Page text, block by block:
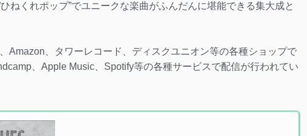
ねくれポップ”でユニークな楽曲がふんだんに堪能できる集大成と
Amazon、タワーレコード、ディスクユニオン等の各種ショップで
、Apple Music、Spotify等の各種サービスで配信が行われてい